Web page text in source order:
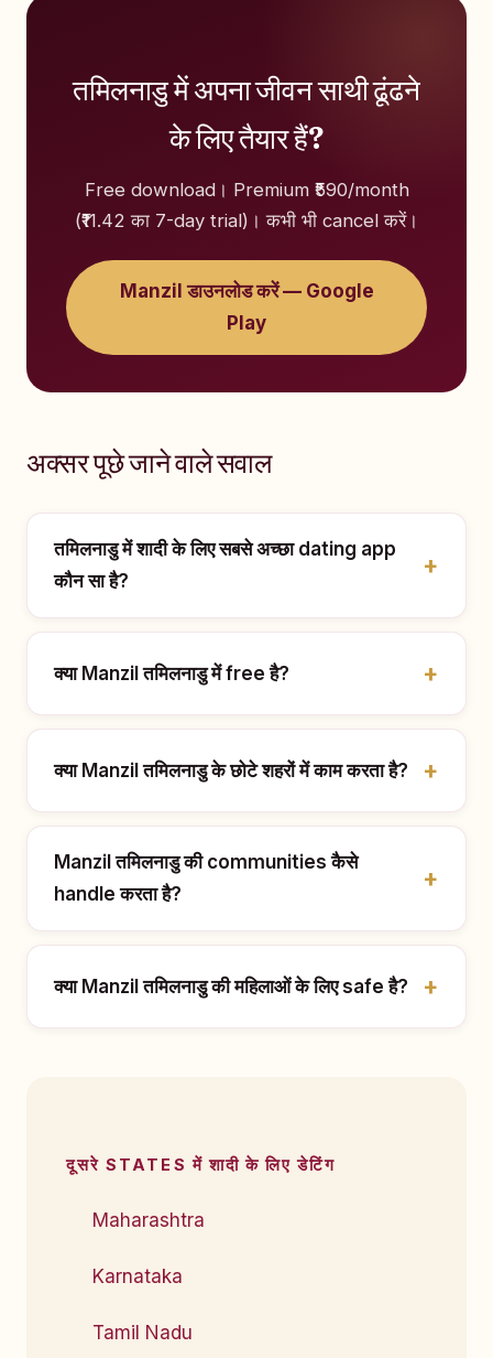
तमिलनाडु में अपना जीवन साथी ढूंढने
के लिए तैयार हैं?
Free download। Premium ₹590/month
(₹11.42 का 7-day trial)। कभी भी cancel करें।
Manzil डाउनलोड करें — Google
Play
अक्सर पूछे जाने वाले सवाल
तमिलनाडु में शादी के लिए सबसे अच्छा dating app
कौन सा है?
क्या Manzil तमिलनाडु में free है?
क्या Manzil तमिलनाडु के छोटे शहरों में काम करता है?
Manzil तमिलनाडु की communities कैसे
handle करता है?
क्या Manzil तमिलनाडु की महिलाओं के लिए safe है?
दूसरे STATES में शादी के लिए डेटिंग
Maharashtra
Karnataka
Tamil Nadu